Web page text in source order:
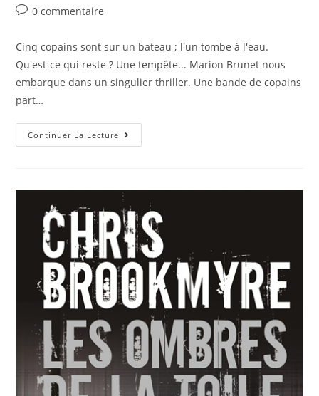
0 commentaire
Cinq copains sont sur un bateau ; l'un tombe à l'eau.
Qu'est-ce qui reste ? Une tempête... Marion Brunet nous
embarque dans un singulier thriller. Une bande de copains
part…
Continuer La Lecture